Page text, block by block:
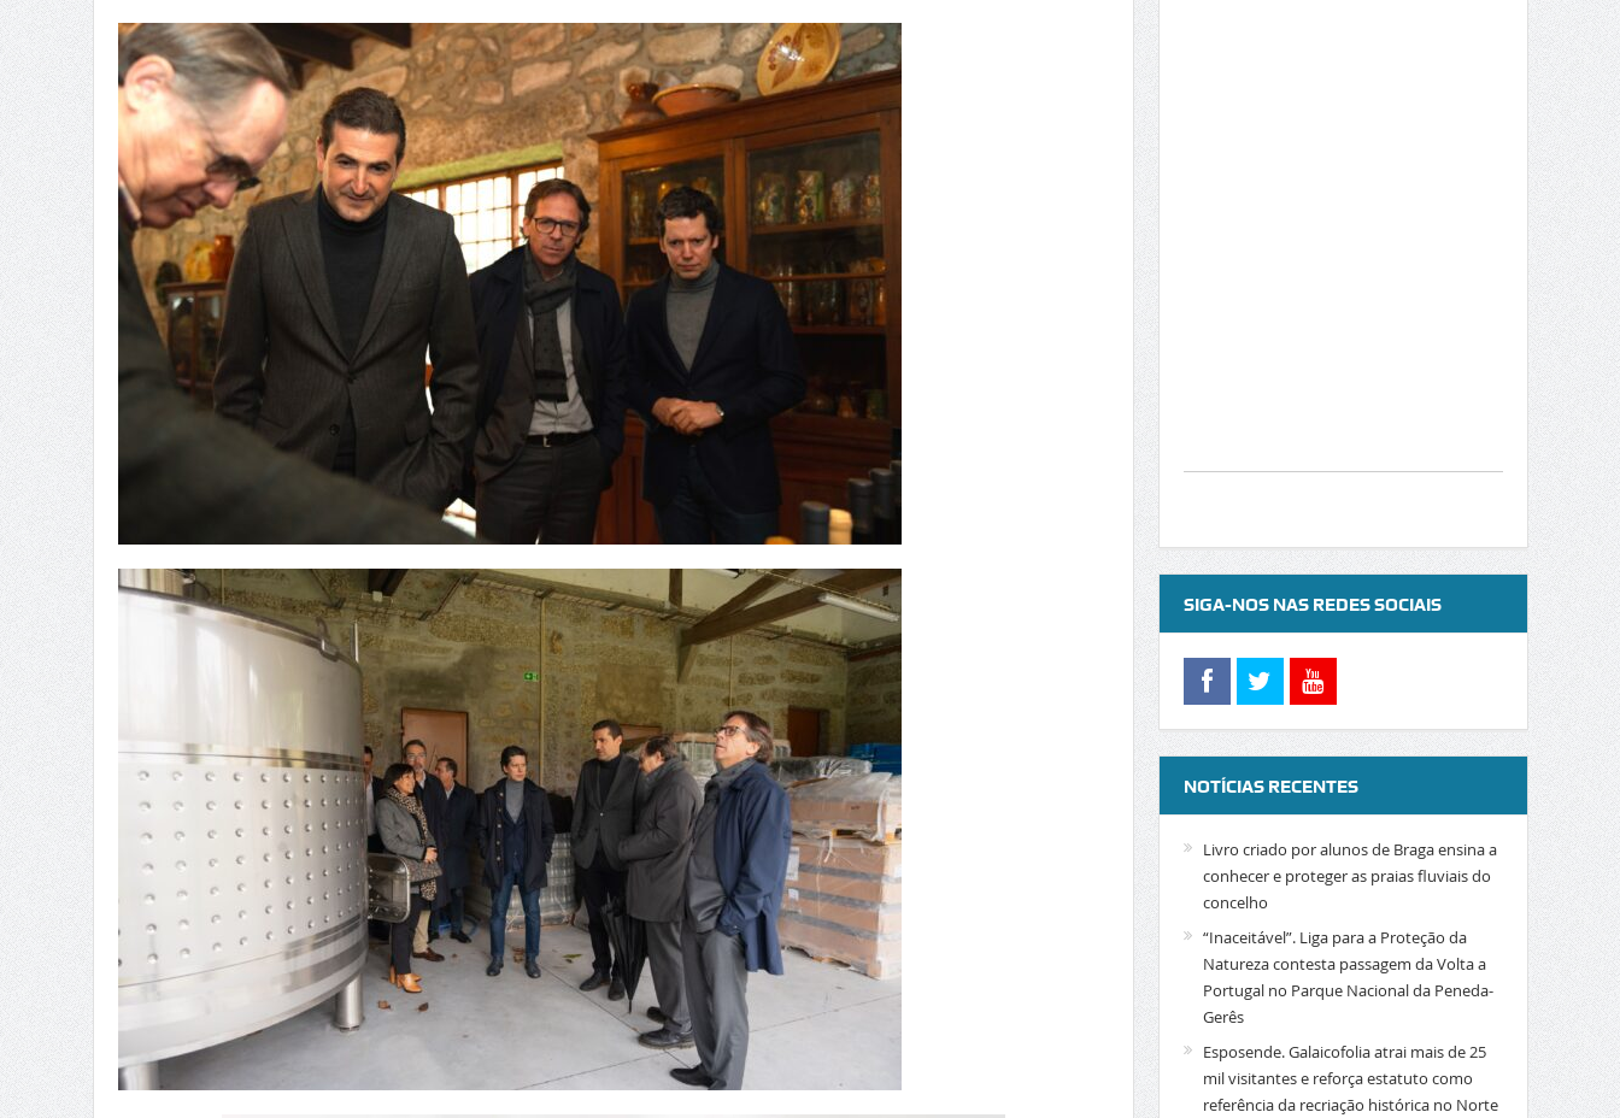
SIGA-NOS NAS REDES SOCIAIS
NOTÍCIAS RECENTES
Livro criado por alunos de Braga ensina a
conhecer e proteger as praias fluviais do
concelho
“Inaceitável”. Liga para a Proteção da
Natureza contesta passagem da Volta a
Portugal no Parque Nacional da Peneda-
Gerês
Esposende. Galaicofolia atrai mais de 25
mil visitantes e reforça estatuto como
referência da recriação histórica no Norte